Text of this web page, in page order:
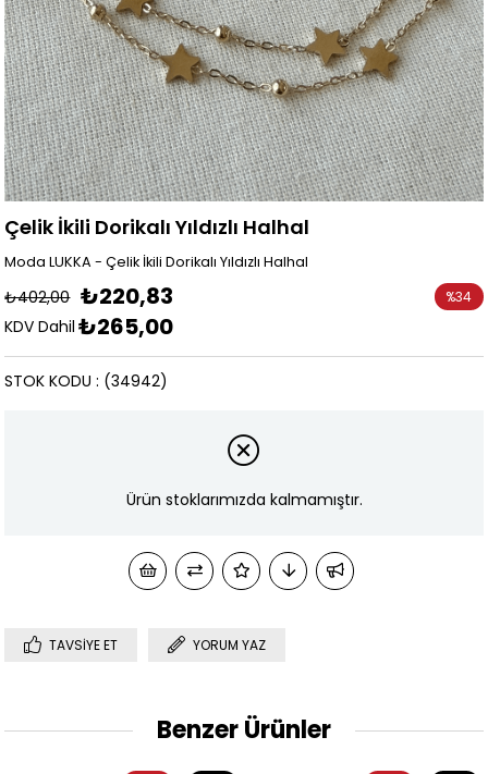
Çelik İkili Dorikalı Yıldızlı Halhal
Moda LUKKA - Çelik İkili Dorikalı Yıldızlı Halhal
₺402,00 ₺220,83
KDV Dahil ₺265,00
%34
(34942)
STOK KODU
Ürün stoklarımızda kalmamıştır.
TAVSIYE ET YORUM YAZ
Benzer Ürünler